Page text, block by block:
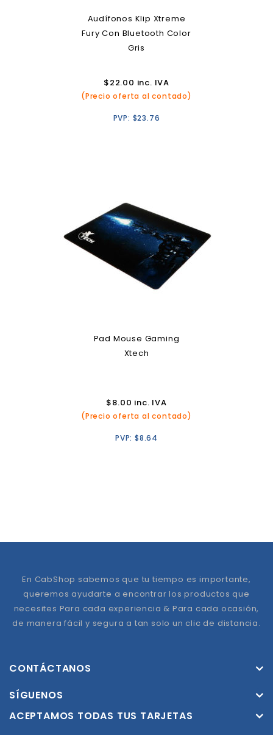
Audífonos Klip Xtreme
Fury Con Bluetooth Color
Gris
$22.00 inc. IVA
(Precio oferta al contado)
PVP: $23.76
Pad Mouse Gaming
Xtech
$8.00 inc. IVA
(Precio oferta al contado)
PVP: $8.64
En CabShop sabemos que tu tiempo es importante,
queremos ayudarte a encontrar los productos que
necesites Para cada experiencia & Para cada ocasión,
de manera fácil y segura a tan solo un clic de distancia.
CONTÁCTANOS
SÍGUENOS
ACEPTAMOS TODAS TUS TARJETAS